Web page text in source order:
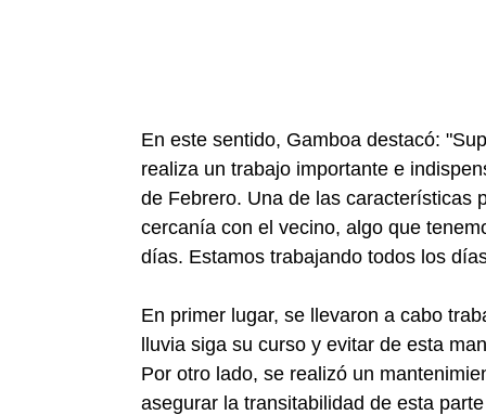
En este sentido, Gamboa destacó:
realiza un trabajo importante e
de Febrero. Una de las características
cercanía con el vecino, algo que
días. Estamos trabajando todos los
En primer lugar, se llevaron a cabo
lluvia siga su curso y evitar de esta
Por otro lado, se realizó un
asegurar la transitabilidad de esta